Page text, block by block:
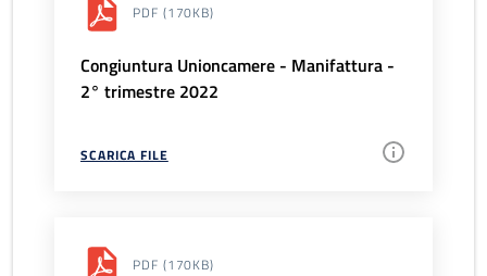
PDF (170KB)
Congiuntura Unioncamere - Manifattura -
2° trimestre 2022
SCARICA FILE
PDF (170KB)